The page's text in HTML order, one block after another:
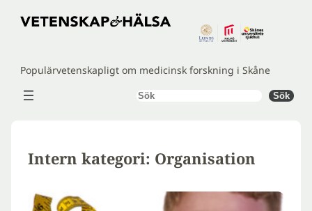
Hoppa
Populärvetenskapligt om medicinsk forskning i Skåne
Sök Sök
Intern kategori: Organisation